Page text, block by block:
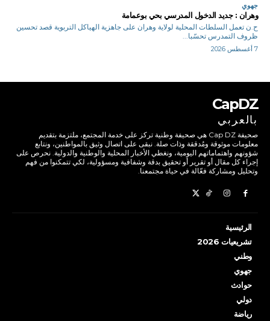
جهوي
وهران : جديد الدخول المدرسي بحي بوعمامة
ح.ن تعمل السلطات المحلية لولاية وهران على جاهزية الهياكل التربوية قصد تحسين
ظروف التمدرس تحسّبا...
7 أغسطس 2026
CapDZ
بالعربي
صحيفة Cap DZ هي صحيفة وطنية تركز على خدمة المجتمع، ملتزمة بتقديم
معلومات موثوقة ومُدققة وذات صلة. نبقى على اتصال وثيق بالمواطنين، ونتابع
شؤونهم واهتماماتهم اليومية، ونغطي الأخبار المحلية والوطنية والدولية. نحرص على
إجراء كل مقال أو تقرير أو تحقيق بدقة وشفافية ومسؤولية، لكي تتمكنوا من فهم
وتحليل ومشاركة فعّالة في حياة مجتمعنا.
الرئيسية
تشريعيات 2026
وطني
جهوي
حوادث
دولي
رياضة